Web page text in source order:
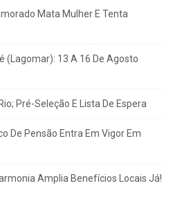
Mata Mulher E Tenta
(Lagomar): 13 A 16 De Agosto
Pré-Seleção E Lista De Espera
De Pensão Entra Em Vigor Em
Amplia Benefícios Locais Já!